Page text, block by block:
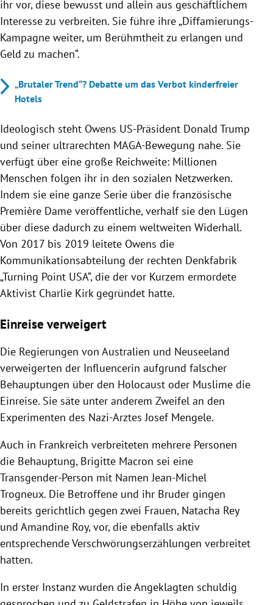
ihr vor, diese bewusst und allein aus geschäftlichem
Interesse zu verbreiten. Sie führe ihre „Diffamierungs-
Kampagne weiter, um Berühmtheit zu erlangen und
Geld zu machen“.
„Brutaler Trend“? Debatte um das Verbot kinderfreier
Hotels
Ideologisch steht Owens US-Präsident Donald Trump
und seiner ultrarechten MAGA-Bewegung nahe. Sie
verfügt über eine große Reichweite: Millionen
Menschen folgen ihr in den sozialen Netzwerken.
Indem sie eine ganze Serie über die französische
Première Dame veröffentliche, verhalf sie den Lügen
über diese dadurch zu einem weltweiten Widerhall.
Von 2017 bis 2019 leitete Owens die
Kommunikationsabteilung der rechten Denkfabrik
„Turning Point USA“, die der vor Kurzem ermordete
Aktivist Charlie Kirk gegründet hatte.
Einreise verweigert
Die Regierungen von Australien und Neuseeland
verweigerten der Influencerin aufgrund falscher
Behauptungen über den Holocaust oder Muslime die
Einreise. Sie säte unter anderem Zweifel an den
Experimenten des Nazi-Arztes Josef Mengele.
Auch in Frankreich verbreiteten mehrere Personen
die Behauptung, Brigitte Macron sei eine
Transgender-Person mit Namen Jean-Michel
Trogneux. Die Betroffene und ihr Bruder gingen
bereits gerichtlich gegen zwei Frauen, Natacha Rey
und Amandine Roy, vor, die ebenfalls aktiv
entsprechende Verschwörungserzählungen verbreitet
hatten.
In erster Instanz wurden die Angeklagten schuldig